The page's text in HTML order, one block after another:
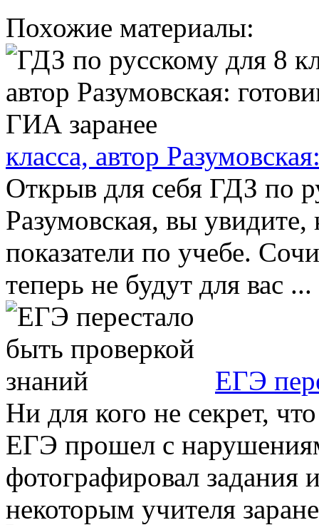
Похожие материалы:
класса, автор
Открыв для себя ГДЗ по
Разумовская, вы
показатели по учебе.
теперь не будут для вас ...
ЕГЭ
Ни для кого не секрет,
ЕГЭ прошел с
фотографировал задания
некоторым учителя